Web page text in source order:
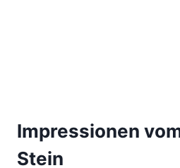
Impressionen
Stein